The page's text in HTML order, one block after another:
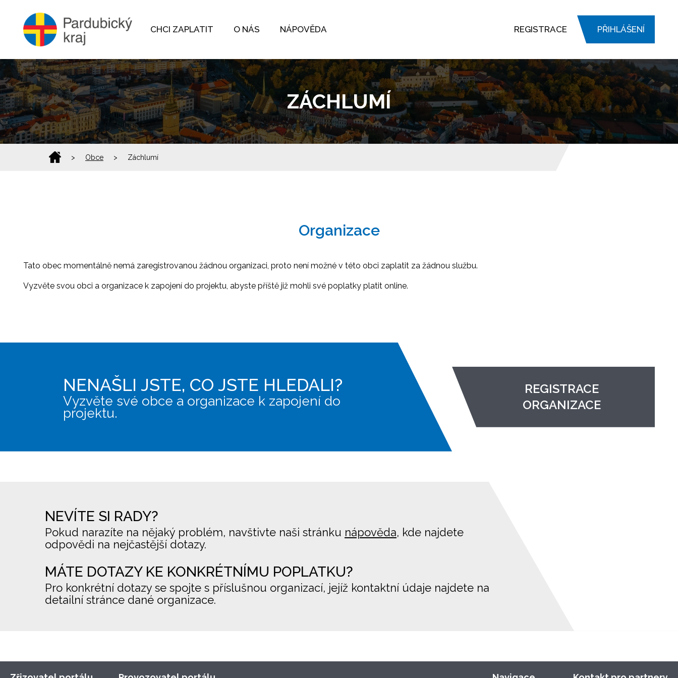
CHCI ZAPLATIT O NÁS NÁPOVĚDA REGISTRACE PŘIHLÁŠENÍ
ZÁCHLUMÍ
> Obce > Záchlumí
Organizace
Tato obec momentálně nemá zaregistrovanou žádnou organizaci, proto není možné v této obci zaplatit za žádnou službu.
Vyzvěte svou obci a organizace k zapojení do projektu, abyste příště již mohli své poplatky platit online.
NENAŠLI JSTE, CO JSTE HLEDALI?
Vyzvěte své obce a organizace k zapojení do
projektu.
REGISTRACE
ORGANIZACE
NEVÍTE SI RADY?
Pokud narazíte na nějaký problém, navštivte naši stránku nápověda, kde najdete
odpovědi na nejčastější dotazy.
MÁTE DOTAZY KE KONKRÉTNÍMU POPLATKU?
Pro konkrétní dotazy se spojte s příslušnou organizací, jejíž kontaktní údaje najdete na
detailní stránce dané organizace.